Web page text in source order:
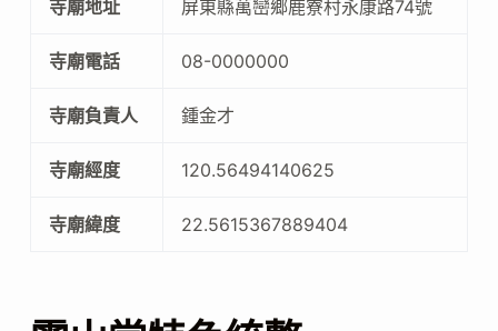
寺廟地址 屏東縣萬巒鄉鹿寮村永康路74號
寺廟電話 08-0000000
寺廟負責人 鍾金才
寺廟經度 120.56494140625
寺廟緯度 22.5615367889404